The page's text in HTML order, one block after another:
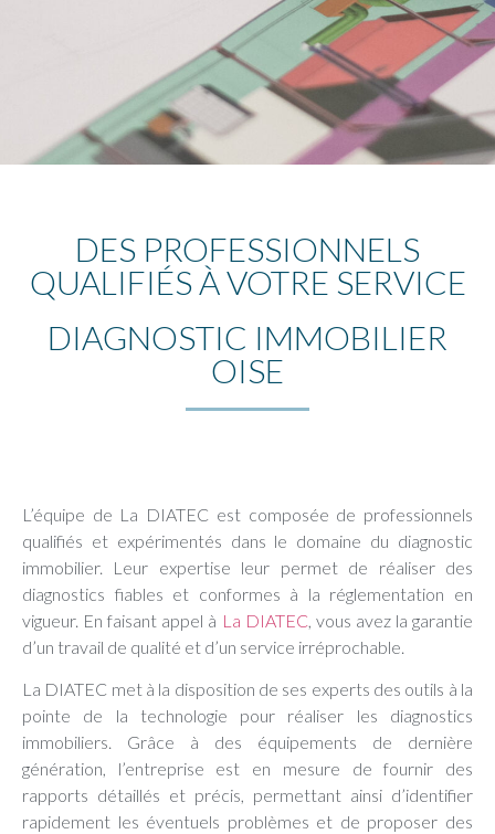
DES PROFESSIONNELS
QUALIFIÉS À VOTRE SERVICE
DIAGNOSTIC IMMOBILIER
OISE
L’équipe de La DIATEC est composée de professionnels
qualifiés et expérimentés dans le domaine du diagnostic
immobilier. Leur expertise leur permet de réaliser des
diagnostics fiables et conformes à la réglementation en
vigueur. En faisant appel à La DIATEC, vous avez la garantie
d’un travail de qualité et d’un service irréprochable.
La DIATEC met à la disposition de ses experts des outils à la
pointe de la technologie pour réaliser les diagnostics
immobiliers. Grâce à des équipements de dernière
génération, l’entreprise est en mesure de fournir des
rapports détaillés et précis, permettant ainsi d’identifier
rapidement les éventuels problèmes et de proposer des